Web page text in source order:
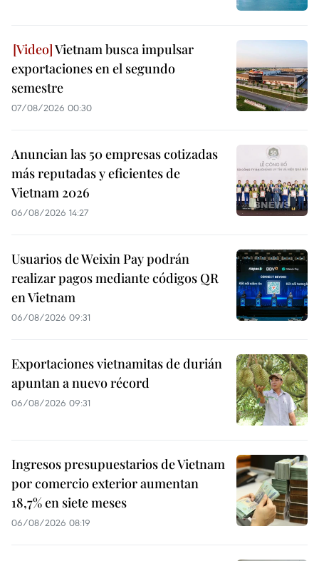
Vietnam busca impulsar
exportaciones en el segundo
semestre
07/08/2026 00:30
Anuncian las 50 empresas cotizadas
más reputadas y eficientes de
Vietnam 2026
06/08/2026 14:27
Usuarios de Weixin Pay podrán
realizar pagos mediante códigos QR
en Vietnam
06/08/2026 09:31
Exportaciones vietnamitas de durián
apuntan a nuevo récord
06/08/2026 09:31
Ingresos presupuestarios de Vietnam
por comercio exterior aumentan
18,7% en siete meses
06/08/2026 08:19